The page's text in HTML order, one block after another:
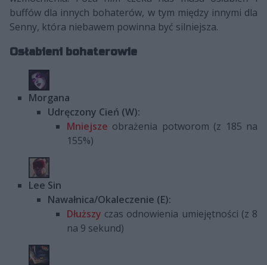
buffów dla innych bohaterów, w tym między innymi dla
Senny, która niebawem powinna być silniejsza.
Osłabieni bohaterowie
Morgana
Udręczony Cień (W):
Mniejsze obrażenia potworom (z 185 na
155%)
Lee Sin
Nawałnica/Okaleczenie (E):
Dłuższy czas odnowienia umiejętności (z 8
na 9 sekund)